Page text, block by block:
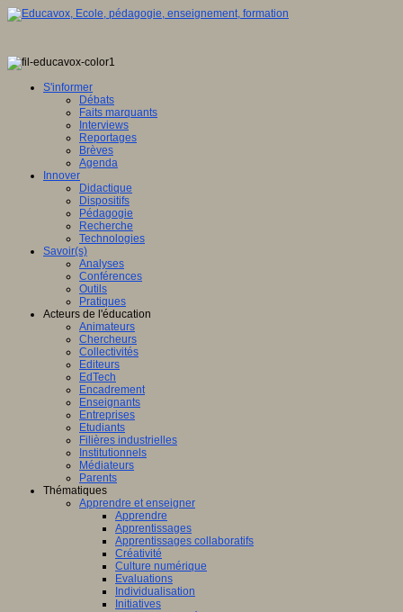
S'informer
Débats
Faits marquants
Interviews
Reportages
Brèves
Agenda
Innover
Didactique
Dispositifs
Pédagogie
Recherche
Technologies
Savoir(s)
Analyses
Conférences
Outils
Pratiques
Acteurs de l'éducation
Animateurs
Chercheurs
Collectivités
Editeurs
EdTech
Encadrement
Enseignants
Entreprises
Etudiants
Filières industrielles
Institutionnels
Médiateurs
Parents
Thématiques
Apprendre et enseigner
Apprendre
Apprentissages
Apprentissages collaboratifs
Créativité
Culture numérique
Evaluations
Individualisation
Initiatives